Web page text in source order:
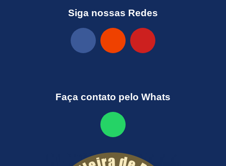
Siga nossas Redes
Faça contato pelo Whats